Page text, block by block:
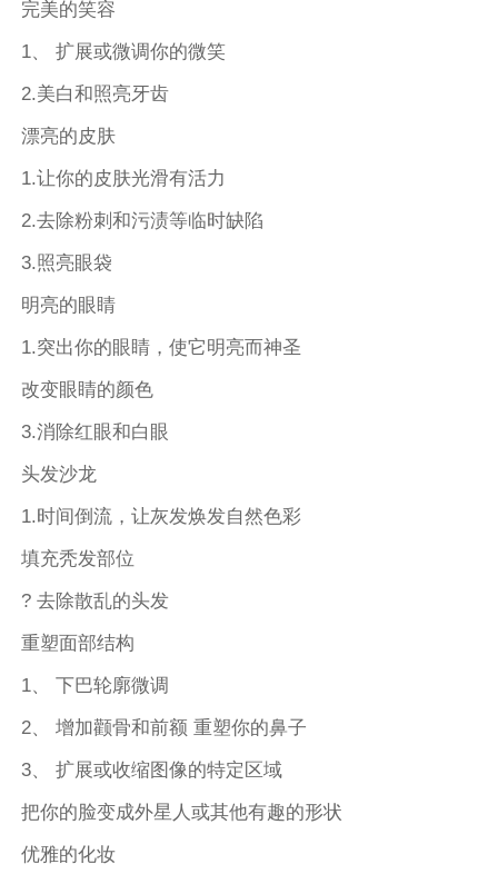
完美的笑容
1、 扩展或微调你的微笑
2.美白和照亮牙齿
漂亮的皮肤
1.让你的皮肤光滑有活力
2.去除粉刺和污渍等临时缺陷
3.照亮眼袋
明亮的眼睛
1.突出你的眼睛，使它明亮而神圣
改变眼睛的颜色
3.消除红眼和白眼
头发沙龙
1.时间倒流，让灰发焕发自然色彩
填充秃发部位
? 去除散乱的头发
重塑面部结构
1、 下巴轮廓微调
2、 增加颧骨和前额 重塑你的鼻子
3、 扩展或收缩图像的特定区域
把你的脸变成外星人或其他有趣的形状
优雅的化妆